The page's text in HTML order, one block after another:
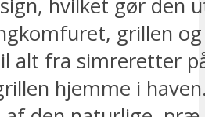
hvilket gør den
grillen
alt fra simreretter
hjemme i